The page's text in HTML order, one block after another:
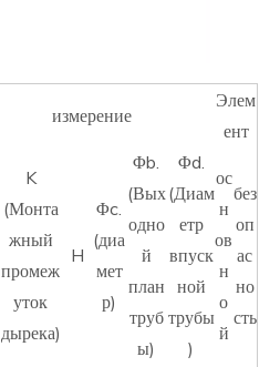
измерение
Элем
ент
K
(Монта
жный
промеж
уток
дырека)
H
Φc.
(диа
мет
р)
Φb.
(Вых
одно
й
план
труб
ы)
Φd.
(Диам
етр
впуск
ной
трубы
)
ос
н
ов
н
о
й
без
оп
ас
но
сть